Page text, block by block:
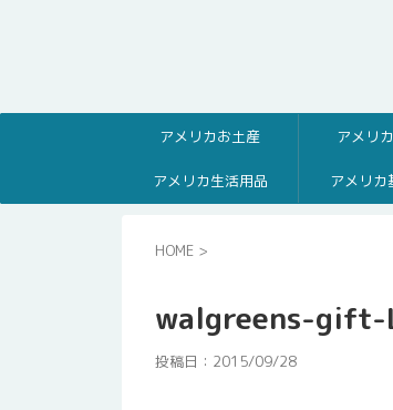
アメリカお土産 アメリ
アメリカ生活用品 アメリカ
HOME >
walgreens-gift-
投稿日： 2015/09/28